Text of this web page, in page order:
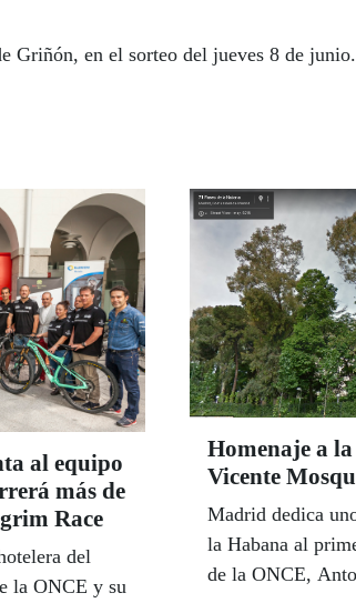
Griñón, en el sorteo del jueves 8 de
al equipo
más de
Race
del
la ONCE y su
Homenaje a
Vicente
Madrid dedica
la Habana al
de la ONCE,